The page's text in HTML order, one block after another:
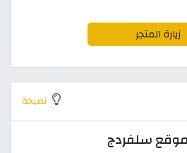
زيارة المتجر
نصيحة
سلفردج